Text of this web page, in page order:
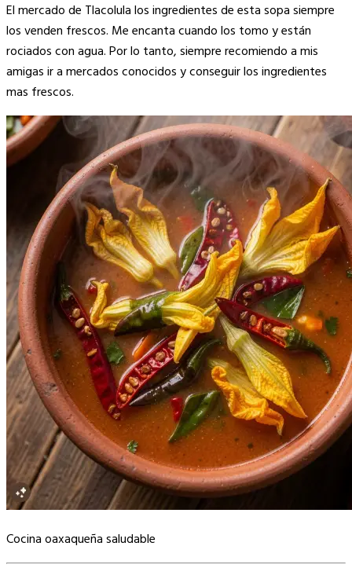
El mercado de Tlacolula los ingredientes de esta sopa siempre
los venden frescos. Me encanta cuando los tomo y están
rociados con agua. Por lo tanto, siempre recomiendo a mis
amigas ir a mercados conocidos y conseguir los ingredientes
mas frescos.
Cocina oaxaqueña saludable